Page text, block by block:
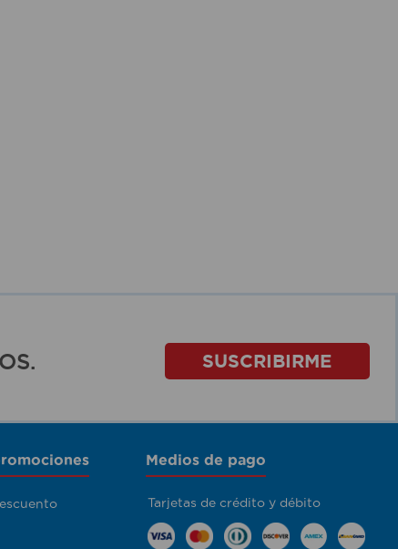
SUSCRIBIRME
Medios de pago
Tarjetas de crédito y débito